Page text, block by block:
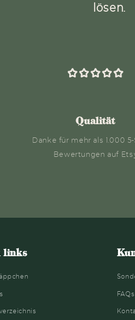
lösen.
Qualität
Danke für mehr als 1.000
Bewertungen auf
links
FAQs